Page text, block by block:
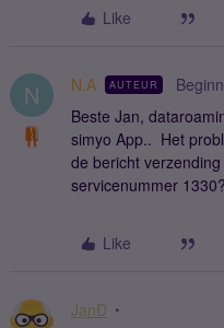
Like
N N.A AUTEUR
Beste Jan,
simyo App.. Het
de bericht
servicenummer 1330?
Like
JanD